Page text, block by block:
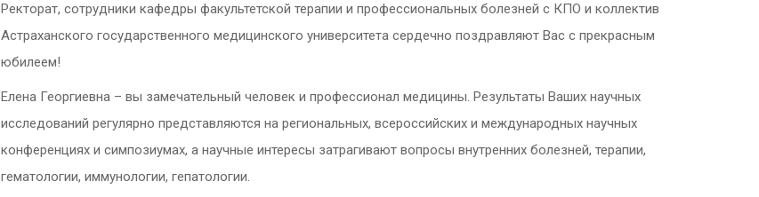
Ректорат, сотрудники кафедры факультетской терапии и профессиональных болезней с КПО и коллектив
Астраханского государственного медицинского университета сердечно поздравляют Вас с прекрасным
юбилеем!
Елена Георгиевна – вы замечательный человек и профессионал медицины. Результаты Ваших научных
исследований регулярно представляются на региональных, всероссийских и международных научных
конференциях и симпозиумах, а научные интересы затрагивают вопросы внутренних болезней, терапии,
гематологии, иммунологии, гепатологии.